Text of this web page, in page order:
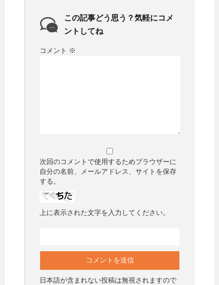
この記事どう思う？気軽にコメ
ントしてね
コメント ※
次回のコメントで使用するためブラウザーに
自分の名前、メールアドレス、サイトを保存
する。
上に表示された文字を入力してください。
日本語が含まれない投稿は無視されますので